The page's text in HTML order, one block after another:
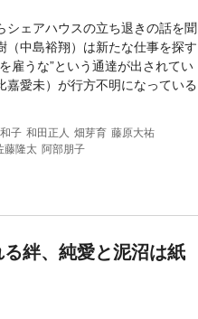
ェアハウスの立ち退きの話を聞
中島裕翔）は新たな仕事を探す
雇うな”という通達が出されてい
愛未）が行方不明になっている
子 和田正人 畑芽育 藤原大祐
藤隆太 阿部朋子
絆、純愛と泥沼は紙